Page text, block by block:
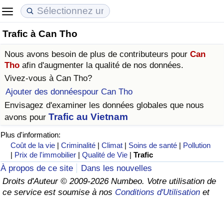
Trafic à Can Tho
Nous avons besoin de plus de contributeurs pour Can
Tho afin d'augmenter la qualité de nos données.
Vivez-vous à Can Tho?
Ajouter des donnéespour Can Tho
Envisagez d'examiner les données globales que nous
avons pour Trafic au Vietnam
Plus d'information:
Coût de la vie |Criminalité |Climat | Soins de santé | Pollution
| Prix de l'immobilier |Qualité de Vie |Trafic
À propos de ce site
Dans les nouvelles
Droits d'Auteur © 2009-2026 Numbeo. Votre utilisation de
ce service est soumise à nos Conditions d'Utilisation et
Coût de la vie
Indice du Coût de la Vie (Actuel)
Indice du Coût de la Vie
Indice du coût de la vie par pays
à Akaba
Prix de l'immobilier
Indice des Prix de l'immobilier (Actuel)
Indice des Prix de l'immobilier
Indice des Prix de l'immobilier par Pays
Qualité de Vie
Indice de Qualité de Vie
Indice de Qualité de Vie (Actuel)
Indice de qualité de vie par pays
Criminalité
Indice de Criminalité (Actuel)
Indice de Criminalité